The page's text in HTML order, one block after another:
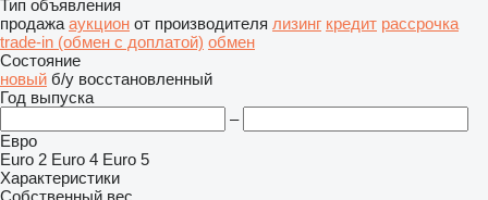
Тип объявления
продажа аукцион от производителя лизинг кредит рассрочка
trade-in (обмен с доплатой) обмен
Состояние
новый б/у восстановленный
Год выпуска
–
Евро
Euro 2 Euro 4 Euro 5
Характеристики
Собственный вес